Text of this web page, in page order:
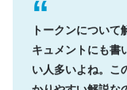
トークンについ
キュメントにも書
い人多いよね。こ
かりやすい解説な